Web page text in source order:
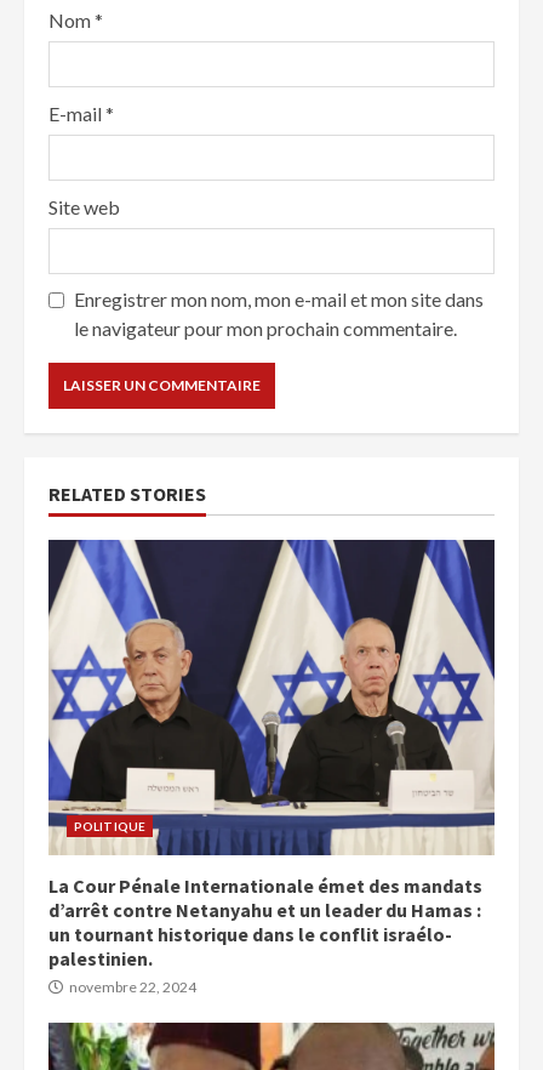
Nom*
E-mail*
Site web
Enregistrer mon nom, mon e-mail et mon site dans
le navigateur pour mon prochain commentaire.
RELATED STORIES
POLITIQUE
La Cour Pénale Internationale émet des mandats
d’arrêt contre Netanyahu et un leader du Hamas :
un tournant historique dans le conflit israélo-
palestinien.
novembre 22, 2024